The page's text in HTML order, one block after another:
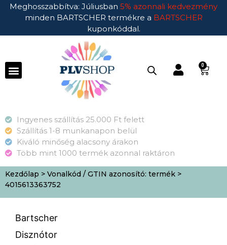
Meghosszabbítva: Júliusban 5% azonnali kedvezmény
minden BARTSCHER termékre a BARTSCHER
kuponkóddal.
0
Ingyenes szállítás 25.000 Ft felett
Szállítás 1-8 munkanapon belül
Kiváló minőség alacsony árakon
Több mint 1000 termék azonnal raktáron
Kezdőlap > Vonalkód / GTIN azonosító: termék >
4015613363752
Bartscher
Disznótor